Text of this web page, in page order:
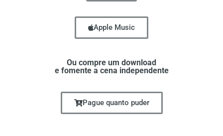
Apple Music
Ou compre um download
e fomente a cena independente
Pague quanto puder